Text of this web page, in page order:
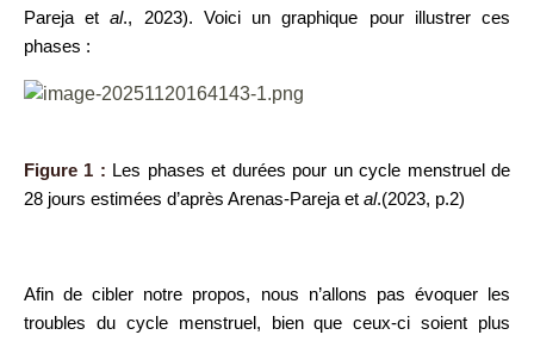
Pareja etal., 2023). Voici un graphique pour illustrer ces
phases :
Figure 1 : Les phases et durées pour un cycle menstruel de
28 jours estimées d’après Arenas-Pareja et al.(2023, p.2)
Afin de cibler notre propos, nous n’allons pas évoquer les
troubles du cycle menstruel, bien que ceux-ci soient plus